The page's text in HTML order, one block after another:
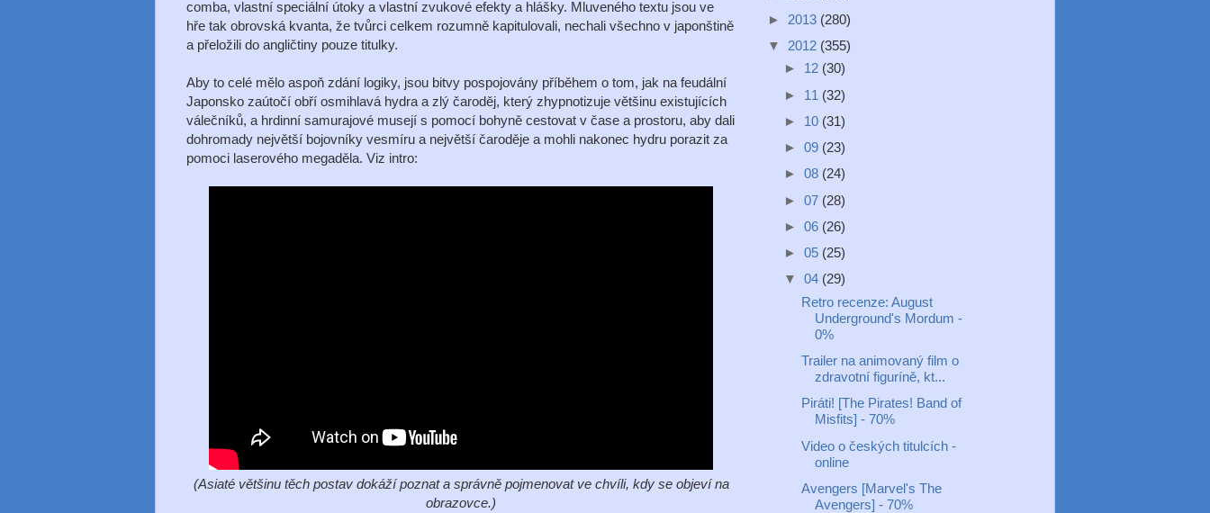
comba, vlastní speciální útoky a vlastní zvukové efekty a hlášky. Mluveného textu jsou ve
hře tak obrovská kvanta, že tvůrci celkem rozumně kapitulovali, nechali všechno v japonštině
a přeložili do angličtiny pouze titulky.
Aby to celé mělo aspoň zdání logiky, jsou bitvy pospojovány příběhem o tom, jak na feudální
Japonsko zaútočí obří osmihlavá hydra a zlý čaroděj, který zhypnotizuje většinu existujících
válečníků, a hrdinní samurajové musejí s pomocí bohyně cestovat v čase a prostoru, aby dali
dohromady největší bojovníky vesmíru a největší čaroděje a mohli nakonec hydru porazit za
pomoci laserového megaděla. Viz intro:
(Asiaté většinu těch postav dokáží poznat a správně pojmenovat ve chvíli, kdy se objeví na
obrazovce.)
► 2013 (280)
▼ 2012 (355)
► 12 (30)
► 11 (32)
► 10 (31)
► 09 (23)
► 08 (24)
► 07 (28)
► 06 (26)
► 05 (25)
▼ 04 (29)
Retro recenze: August
Underground's Mordum -
0%
Trailer na animovaný film o
zdravotní figuríně, kt...
Piráti! [The Pirates! Band of
Misfits] - 70%
Video o českých titulcích -
online
Avengers [Marvel's The
Avengers] - 70%